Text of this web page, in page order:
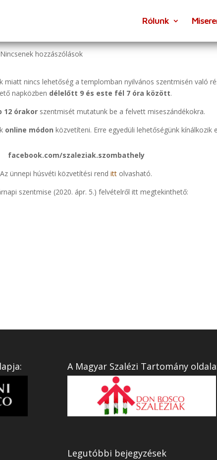
Rólunk
Nincsenek hozzászólások
miatt nincs lehetőség a templomban nyilvános szentmisén való
napközben délelőtt 9 és este fél 7 óra között.
12 órakor szentmisét mutatunk be a felvett miseszándékokra.
online módon közvetíteni. Erre egyedüli lehetőségünk kínálkozik
facebook.com/szaleziak.szombathely
Az ünnepi húsvéti közvetítési renditt olvasható.
szentmise (2020. ápr. 5.) felvételről itt megtekinthető:
A Magyar Szalézi Tartomány
Legutóbbi bejegyzések